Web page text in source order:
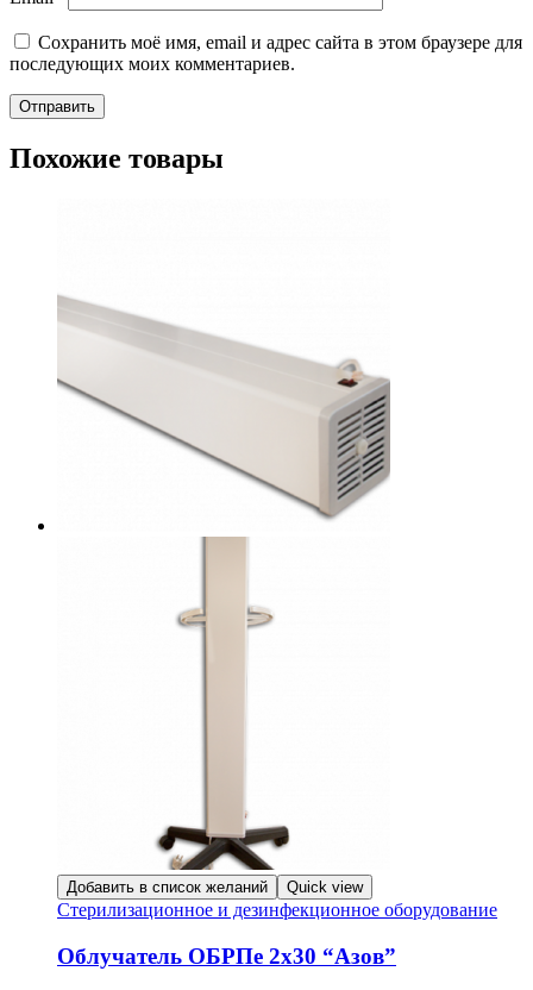
Сохранить моё имя, email и адрес сайта в этом браузере для
последующих моих комментариев.
Похожие товары
Добавить в список желаний Quick view
Стерилизационное и дезинфекционное оборудование
Облучатель ОБРПе 2х30 “Азов”